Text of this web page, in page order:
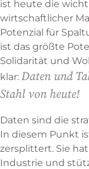
ist heute die
wirtschaftlicher
Potenzial für
ist das größte
Solidarität und
klar: Daten und
Stahl von heute!
Daten sind die
In diesem Punkt
zersplittert. Sie
Industrie und